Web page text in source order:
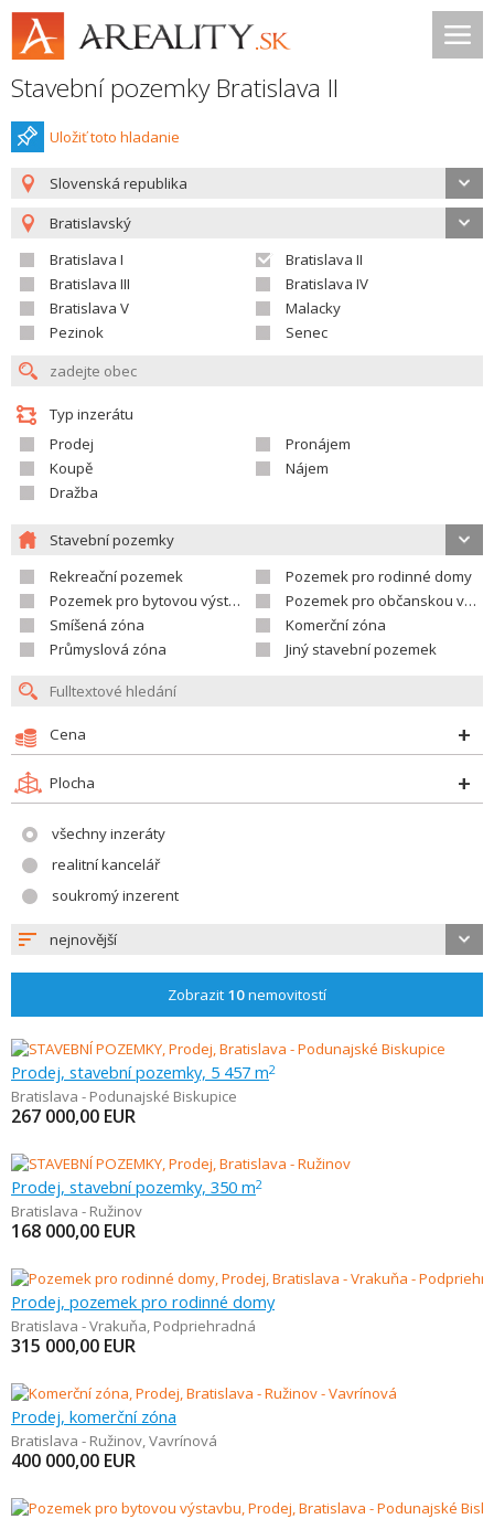
Stavební pozemky Bratislava II
Uložiť toto hladanie
Slovenská republika
Bratislavský
Bratislava I
Bratislava II
Bratislava III
Bratislava IV
Bratislava V
Malacky
Pezinok
Senec
Typ inzerátu
Prodej
Pronájem
Koupě
Nájem
Dražba
Stavební pozemky
Rekreační pozemek
Pozemek pro rodinné domy
Pozemek pro bytovou výstavbu
Pozemek pro občanskou vybavenost
Smíšená zóna
Komerční zóna
Průmyslová zóna
Jiný stavební pozemek
Cena
Plocha
všechny inzeráty
realitní kancelář
soukromý inzerent
nejnovější
Zobrazit 10nemovitostí
Prodej, stavební pozemky, 5 457 m2
Bratislava - Podunajské Biskupice
267 000,00 EUR
Prodej, stavební pozemky, 350 m2
Bratislava - Ružinov
168 000,00 EUR
Prodej, pozemek pro rodinné domy
Bratislava - Vrakuňa, Podpriehradná
315 000,00 EUR
Prodej, komerční zóna
Bratislava - Ružinov,Vavrínová
400 000,00 EUR